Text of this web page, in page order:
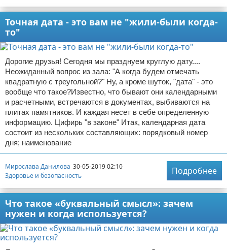
Точная дата - это вам не "жили-были когда-
то"
Дорогие друзья! Сегодня мы празднуем круглую дату....
Неожиданный вопрос из зала: "А когда будем отмечать
квадратную с треугольной?" Ну, а кроме шуток, "дата" - это
вообще что такое?Известно, что бывают они календарными
и расчетными, встречаются в документах, выбиваются на
плитах памятников. И каждая несет в себе определенную
информацию. Цифирь "в законе" Итак, календарная дата
состоит из нескольких составляющих: порядковый номер
дня; наименование
Мирослава Данилова 30-05-2019 02:10
Здоровье и безопасность
Подробнее
Что такое «буквальный смысл»: зачем
нужен и когда используется?